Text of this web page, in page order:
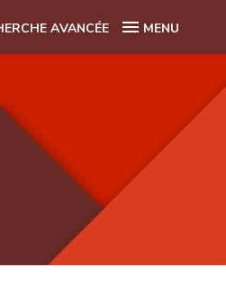
AVANCÉE MENU